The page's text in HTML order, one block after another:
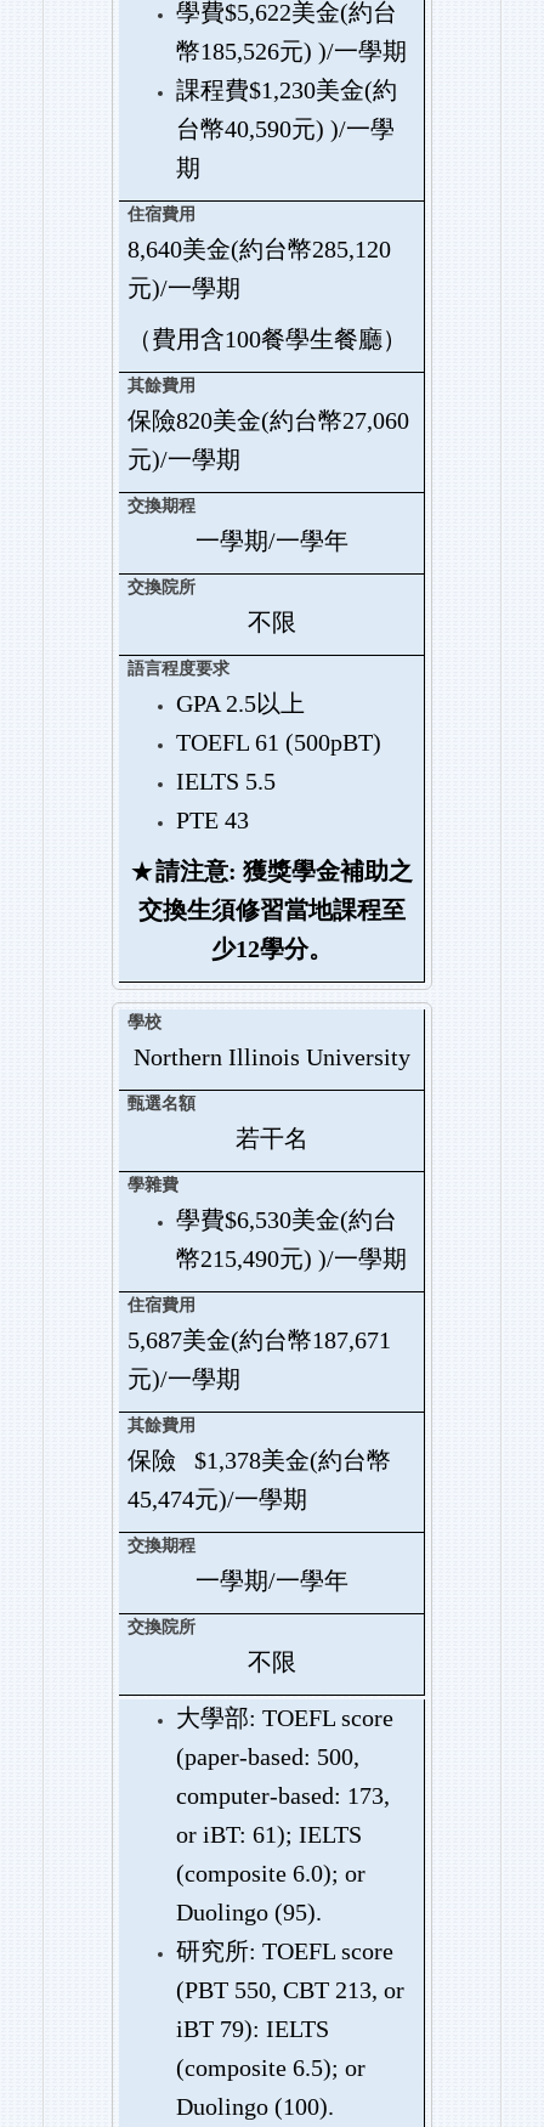
學費$5,622美金(約台
幣185,526元) )/一學期
課程費$1,230美金(約
台幣40,590元) )/一學
期
8,640美金(約台幣285,120
元)/一學期
（費用含100餐學生餐廳）
保險820美金(約台幣27,060
元)/一學期
一學期/一學年
不限
GPA 2.5以上
TOEFL 61 (500pBT)
IELTS 5.5
PTE 43
★請注意: 獲獎學金補助之
交換生須修習當地課程至
少12學分。
Northern Illinois University
若干名
學費$6,530美金(約台
幣215,490元) )/一學期
5,687美金(約台幣187,671
元)/一學期
保險 $1,378美金(約台幣
45,474元)/一學期
一學期/一學年
不限
大學部: TOEFL score
(paper-based: 500,
computer-based: 173,
or iBT: 61); IELTS
(composite 6.0); or
Duolingo (95).
研究所: TOEFL score
(PBT 550, CBT 213, or
iBT 79): IELTS
(composite 6.5); or
Duolingo (100).